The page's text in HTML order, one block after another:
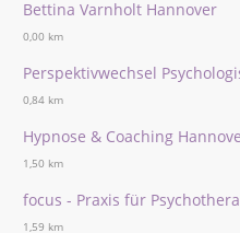
Bettina Varnholt Hannover
0,00 km
Perspektivwechsel
0,84 km
Hypnose & Coaching
1,50 km
focus - Praxis für
1,59 km